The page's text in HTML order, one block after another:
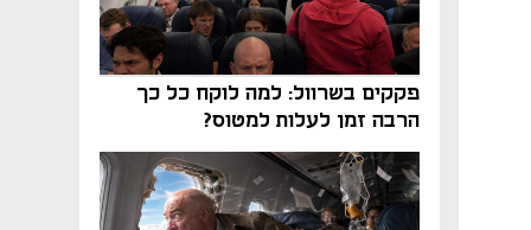
פקקים בשרוול: למה לוקח כל כך
הרבה זמן לעלות למטוס?